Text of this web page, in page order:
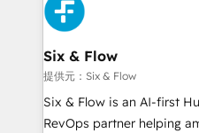
Onboarding Accredited 🔐 ISO27001 & ISO9001
Certified
and Customer First
Reviews and 4.9/5 rating in
helps the following industries:
improvement &
commercialization, real
SaaS, Software Dev & IT
Six & Flow
提供元：Six & Flow
Six & Flow is an AI-first
RevOps partner helping